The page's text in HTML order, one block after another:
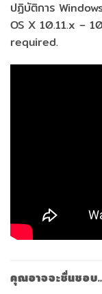
ปฏิบัติการ
OS X 10.11.x –
required.
คุณอาจจะชื่นชอบ